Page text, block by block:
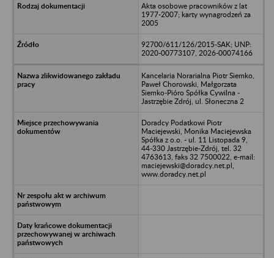
Akta osobowe pracowników z lat
1977-2007; karty wynagrodzeń za
2005
92700/611/126/2015-SAK; UNP:
2020-00773107, 2026-00074166
Kancelaria Norarialna Piotr Siemko,
Paweł Chorowski, Małgorzata
Siemko-Pióro Spółka Cywilna -
Jastrzębie Zdrój, ul. Słoneczna 2
Doradcy Podatkowi Piotr
Maciejewski, Monika Maciejewska
Spółka z o.o. - ul. 11 Listopada 9,
44-330 Jastrzębie-Zdrój, tel. 32
4763613, faks 32 7500022, e-mail:
maciejewski@doradcy.net.pl,
www.doradcy.net.pl